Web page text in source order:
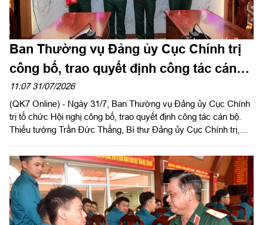
Ban Thường vụ Đảng ủy Cục Chính trị
công bố, trao quyết định công tác cán
bộ
11:07 31/07/2026
(QK7 Online) - Ngày 31/7, Ban Thường vụ Đảng ủy Cục Chính
trị tổ chức Hội nghị công bố, trao quyết định công tác cán bộ.
Thiếu tướng Trần Đức Thắng, Bí thư Đảng ủy Cục Chính trị,
cán bộ.